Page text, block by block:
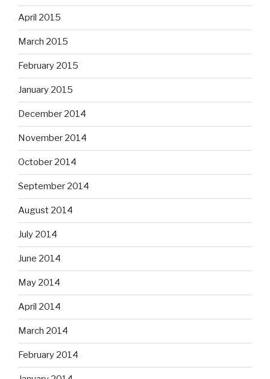
April 2015
March 2015
February 2015
January 2015
December 2014
November 2014
October 2014
September 2014
August 2014
July 2014
June 2014
May 2014
April 2014
March 2014
February 2014